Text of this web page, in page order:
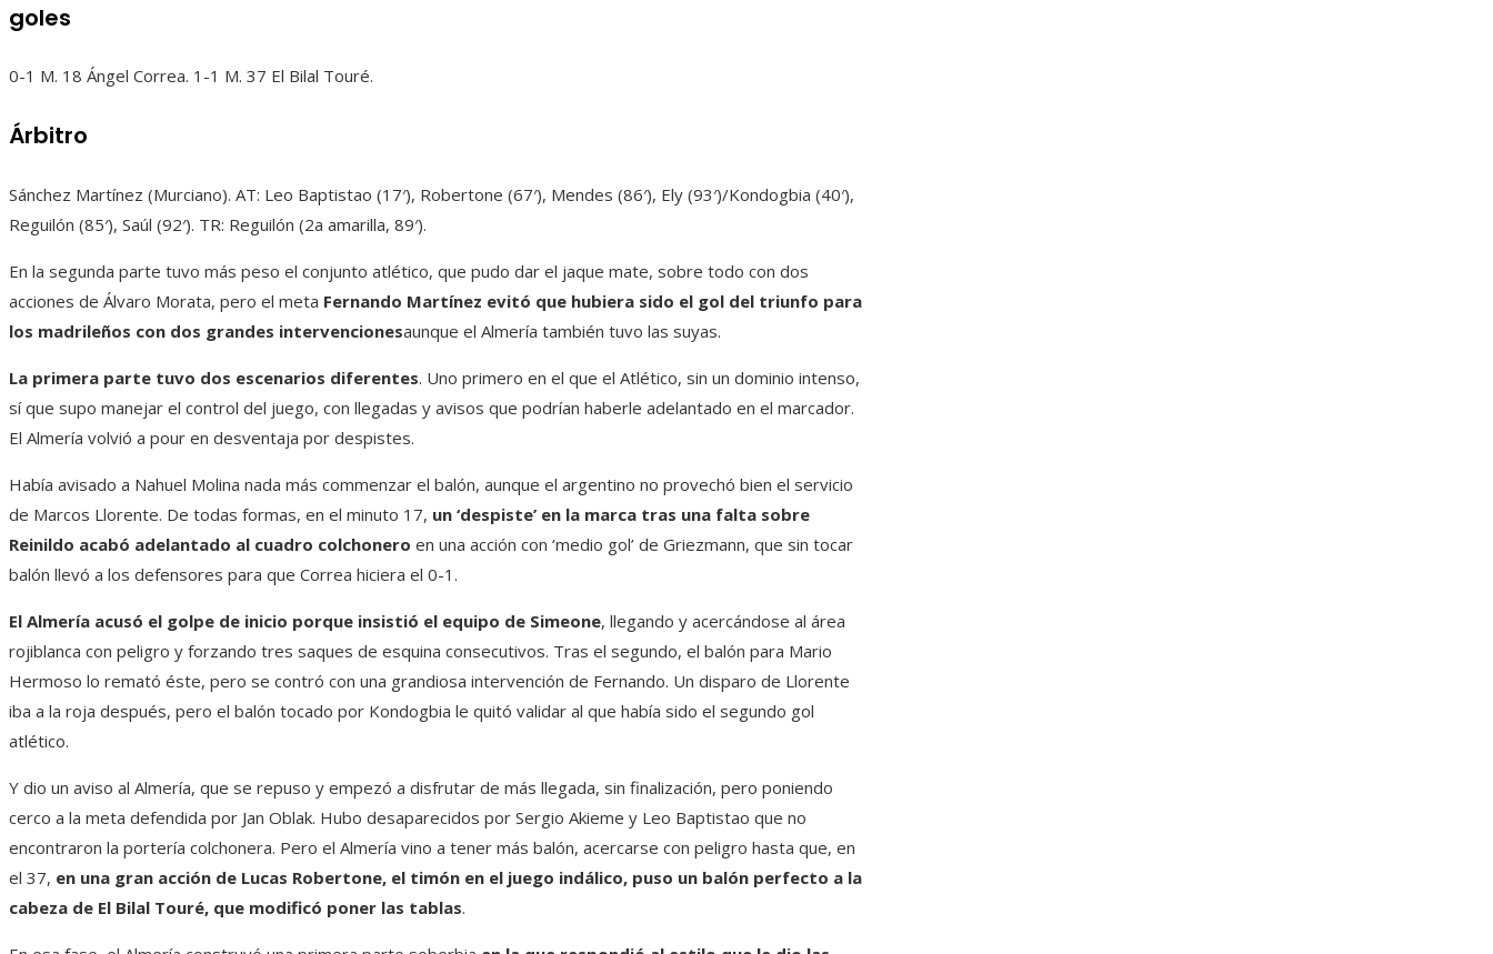
goles
0-1 M. 18 Ángel Correa. 1-1 M. 37 El Bilal Touré.
Árbitro
Sánchez Martínez (Murciano). AT: Leo Baptistao (17′), Robertone (67′), Mendes (86′), Ely (93′)/Kondogbia (40′),
Reguilón (85′), Saúl (92′). TR: Reguilón (2a amarilla, 89′).
En la segunda parte tuvo más peso el conjunto atlético, que pudo dar el jaque mate, sobre todo con dos
acciones de Álvaro Morata, pero el meta Fernando Martínez evitó que hubiera sido el gol del triunfo para
los madrileños con dos grandes intervencionesaunque el Almería también tuvo las suyas.
La primera parte tuvo dos escenarios diferentes. Uno primero en el que el Atlético, sin un dominio intenso,
sí que supo manejar el control del juego, con llegadas y avisos que podrían haberle adelantado en el marcador.
El Almería volvió a pour en desventaja por despistes.
Había avisado a Nahuel Molina nada más commenzar el balón, aunque el argentino no provechó bien el servicio
de Marcos Llorente. De todas formas, en el minuto 17, un ‘despiste’ en la marca tras una falta sobre
Reinildo acabó adelantado al cuadro colchonero en una acción con ‘medio gol’ de Griezmann, que sin tocar
balón llevó a los defensores para que Correa hiciera el 0-1.
El Almería acusó el golpe de inicio porque insistió el equipo de Simeone, llegando y acercándose al área
rojiblanca con peligro y forzando tres saques de esquina consecutivos. Tras el segundo, el balón para Mario
Hermoso lo remató éste, pero se contró con una grandiosa intervención de Fernando. Un disparo de Llorente
iba a la roja después, pero el balón tocado por Kondogbia le quitó validar al que había sido el segundo gol
atlético.
Y dio un aviso al Almería, que se repuso y empezó a disfrutar de más llegada, sin finalización, pero poniendo
cerco a la meta defendida por Jan Oblak. Hubo desaparecidos por Sergio Akieme y Leo Baptistao que no
encontraron la portería colchonera. Pero el Almería vino a tener más balón, acercarse con peligro hasta que, en
el 37, en una gran acción de Lucas Robertone, el timón en el juego indálico, puso un balón perfecto a la
cabeza de El Bilal Touré, que modificó poner las tablas.